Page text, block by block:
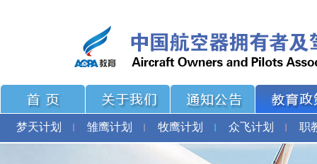
梦天计划 雏鹰计划 牧鹰计划 众飞计划 职